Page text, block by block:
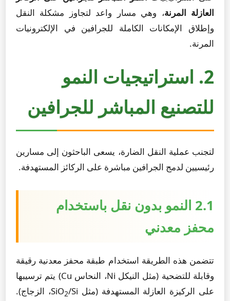
العازلة المرنة، وهي مسار واعد لتجاوز مشكلة النقل
وإطلاق الإمكانات الكاملة للجرافين في الإلكترونيات
المرنة.
2. استراتيجيات النمو
للتصنيع المباشر للجرافين
لتجنب عملية النقل الضارة، يسعى الباحثون إلى مسارين
رئيسيين لدمج الجرافين مباشرة على الركائز المستهدفة.
2.1 النمو بدون نقل باستخدام
محفز معدني
تتضمن هذه الطريقة استخدام طبقة محفز معدنية رقيقة
وقابلة للتضحية (مثل النيكل Ni، النحاس Cu) يتم ترسيبها
على الركيزة العازلة المستهدفة (مثل SiO
2
/Si، الزجاج).